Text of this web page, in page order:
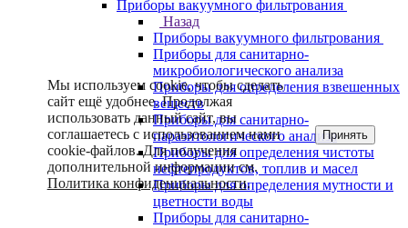
Приборы вакуумного фильтрования
Назад
Приборы вакуумного фильтрования
Приборы для санитарно-
микробиологического анализа
Приборы для определения взвешенных
веществ
Приборы для санитарно-
паразитологического анализа
Приборы для определения чистоты
нефтепродуктов, топлив и масел
Приборы для определения мутности и
цветности воды
Приборы для санитарно-
Мы используем cookie, чтобы сделать
сайт ещё удобнее. Продолжая
использовать данный сайт, вы
соглашаетесь с использованием нами
cookie-файлов. Для получения
дополнительной информации см.
Политика конфиденциальности.
Принять